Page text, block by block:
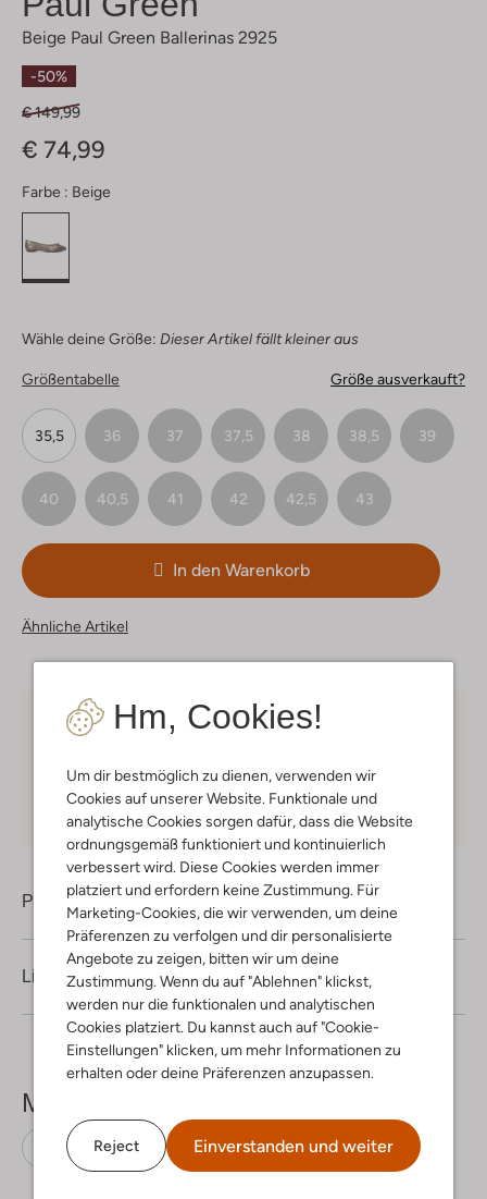
Hm, Cookies!
Um dir bestmöglich zu dienen, verwenden wir
Cookies auf unserer Website. Funktionale und
analytische Cookies sorgen dafür, dass die Website
ordnungsgemäß funktioniert und kontinuierlich
verbessert wird. Diese Cookies werden immer
platziert und erfordern keine Zustimmung. Für
Marketing-Cookies, die wir verwenden, um deine
Präferenzen zu verfolgen und dir personalisierte
Angebote zu zeigen, bitten wir um deine
Zustimmung. Wenn du auf "Ablehnen" klickst,
werden nur die funktionalen und analytischen
Cookies platziert. Du kannst auch auf "Cookie-
Einstellungen" klicken, um mehr Informationen zu
erhalten oder deine Präferenzen anzupassen.
Reject Einverstanden und weiter
Beige Paul Green Ballerinas 2925
-50%
€ 149,99
€ 74,99
Farbe : Beige
Wähle deine Größe: Dieser Artikel fällt kleiner aus
Größentabelle Größe ausverkauft?
35,5 36 37 37,5 38 38,5 39
40 40,5 41 42 42,5 43
In den Warenkorb
Ähnliche Artikel
Kostenloser Versandab € 75 für Club-Omoda
Kauf auf Rechnung 30 TagenRückgaberecht
Produktinformation
Lieferung & Rückgabe
Mehr sehen
Ballerinas Paul Green Leder